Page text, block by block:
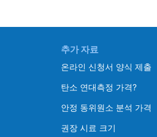
추가 자료
온라인 신청서 양식 제출
탄소 연대측정 가격?
안정 동위원소 분석 가격
권장 시료 크기